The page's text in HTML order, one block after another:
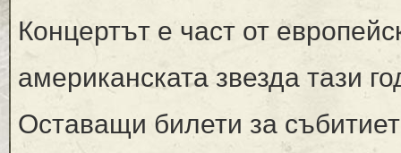
Концертът е част от
американската звезда тази
Оставащи билети за